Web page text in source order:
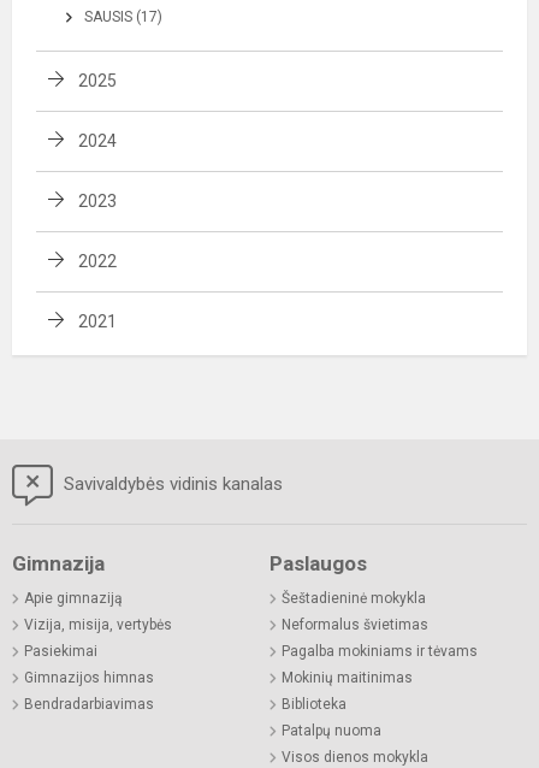
SAUSIS (17)
2025
2024
2023
2022
2021
Savivaldybės vidinis kanalas
Gimnazija
Apie gimnaziją
Vizija, misija, vertybės
Pasiekimai
Gimnazijos himnas
Bendradarbiavimas
Paslaugos
Šeštadieninė mokykla
Neformalus švietimas
Pagalba mokiniams ir tėvams
Mokinių maitinimas
Biblioteka
Patalpų nuoma
Visos dienos mokykla